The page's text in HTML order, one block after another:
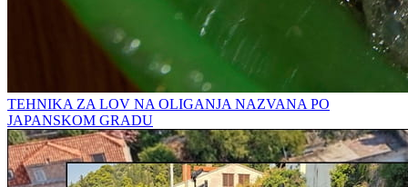
TEHNIKA ZA LOV NA OLIGANJA NAZVANA PO
JAPANSKOM GRADU